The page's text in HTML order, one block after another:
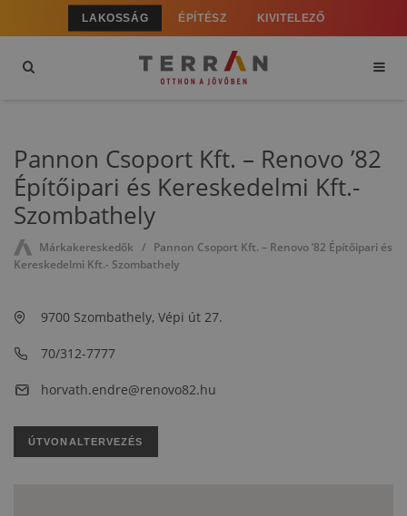
LAKOSSÁG ÉPÍTÉSZ KIVITELEZŐ
Pannon Csoport Kft. – Renovo ’82
Építőipari és Kereskedelmi Kft.-
Szombathely
Márkakereskedők
Pannon Csoport Kft. – Renovo ’82 Építőipari és
Kereskedelmi Kft.- Szombathely
9700 Szombathely, Vépi út 27.
70/312-7777
horvath.endre@renovo82.hu
ÚTVONALTERVEZÉS